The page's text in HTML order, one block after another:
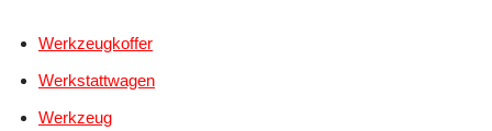
Werkzeugkoffer
Werkstattwagen
Werkzeug